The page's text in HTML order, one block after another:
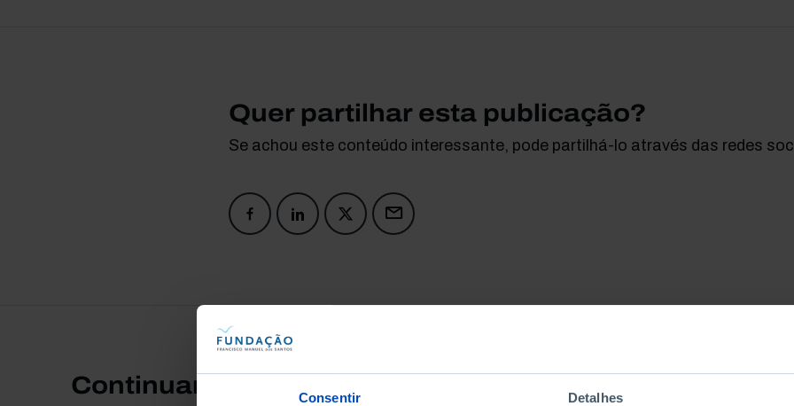
Consentir Detalhes
Quer partilhar esta publicação?
Se achou este conteúdo interessante, pode partilhá-lo através das redes
Continuar a pesquisar